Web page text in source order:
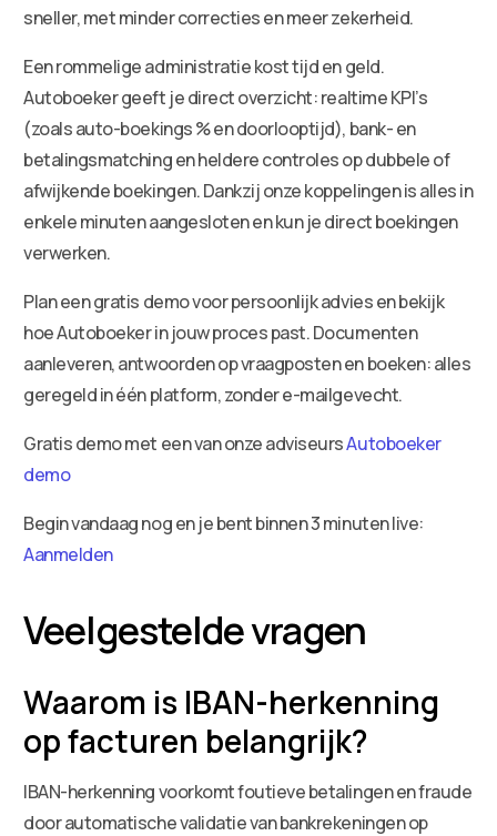
sneller, met minder correcties en meer zekerheid.
Een rommelige administratie kost tijd en geld.
Autoboeker geeft je direct overzicht: realtime KPI’s
(zoals auto-boekings % en doorlooptijd), bank- en
betalingsmatching en heldere controles op dubbele of
afwijkende boekingen. Dankzij onze koppelingen is alles in
enkele minuten aangesloten en kun je direct boekingen
verwerken.
Plan een gratis demo voor persoonlijk advies en bekijk
hoe Autoboeker in jouw proces past. Documenten
aanleveren, antwoorden op vraagposten en boeken: alles
geregeld in één platform, zonder e-mailgevecht.
Gratis demo met een van onze adviseursAutoboeker
demo
Begin vandaag nog en je bent binnen 3 minuten live:
Aanmelden
Veelgestelde vragen
Waarom is IBAN-herkenning
op facturen belangrijk?
IBAN-herkenning voorkomt foutieve betalingen en fraude
door automatische validatie van bankrekeningen op